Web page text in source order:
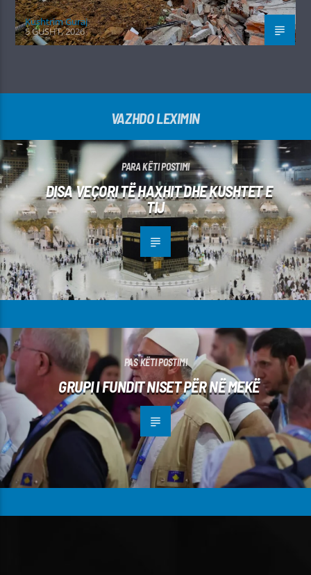
Kushtrim Guraj
5 GUSHT, 2026
VAZHDO LEXIMIN
PARA KËTI POSTIMI
DISA VEÇORI TË HAXHIT DHE KUSHTET E
TIJ
PAS KËTI POSTIMI
GRUPI I FUNDIT NISET PËR NË MEKË